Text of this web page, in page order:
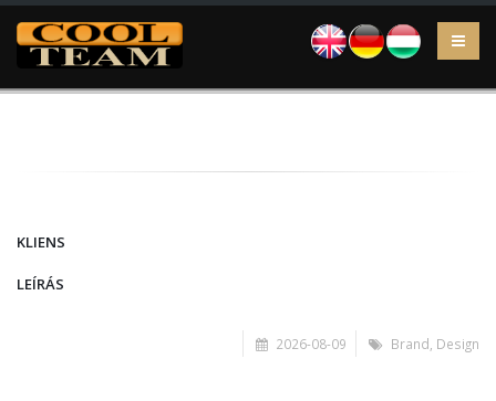
EN DE HU
KLIENS
LEÍRÁS
2026-08-09 Brand Design